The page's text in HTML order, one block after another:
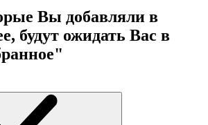
Вы добавляли в
будут ожидать Вас в